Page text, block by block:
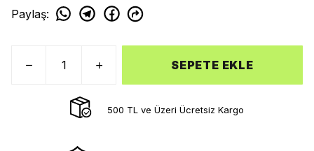
Paylaş:
SEPETE EKLE
500 TL ve Üzeri Ücretsiz Kargo